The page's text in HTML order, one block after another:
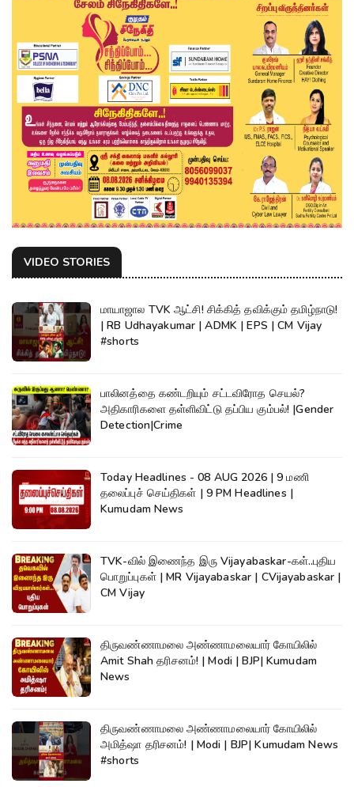
VIDEO STORIES
மாயாஜால TVK ஆட்சி! சிக்கித் தவிக்கும் தமிழ்நாடு!
| RB Udhayakumar | ADMK | EPS | CM Vijay
#shorts
பாலினத்தை கண்டறியும் சட்டவிரோத செயல்?
அதிகாரிகளை தள்ளிவிட்டு தப்பிய கும்பல்! |Gender
Detection|Crime
Today Headlines - 08 AUG 2026 | 9 மணி
தலைப்புச் செய்திகள் | 9 PM Headlines |
Kumudam News
TVK-வில் இணைந்த இரு Vijayabaskar-கள்..புதிய
பொறுப்புகள் | MR Vijayabaskar | CVijayabaskar |
CM Vijay
திருவண்ணாமலை அண்ணாமலையார் கோயிலில்
Amit Shah தரிசனம்! | Modi | BJP| Kumudam
News
திருவண்ணாமலை அண்ணாமலையார் கோயிலில்
அமித்ஷா தரிசனம்! | Modi | BJP| Kumudam News
#shorts